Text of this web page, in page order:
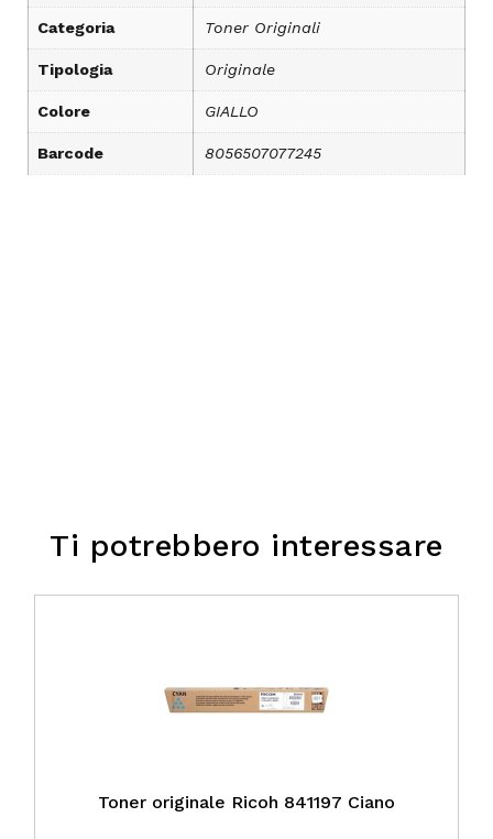
Categoria Toner Originali
Tipologia Originale
Colore GIALLO
Barcode 8056507077245
Ti potrebbero interessare
Toner originale Ricoh 841197 Ciano